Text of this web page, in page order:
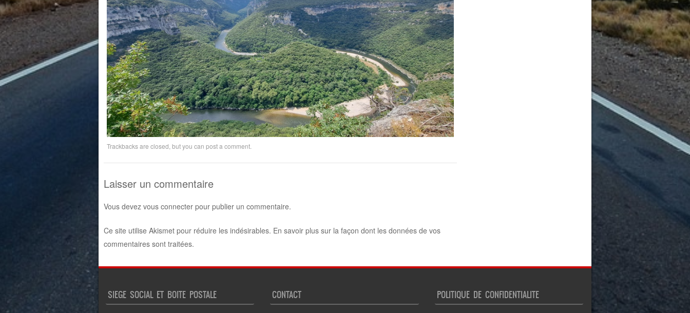
Trackbacks are closed, but you can post a comment.
Laisser un commentaire
Vous devez vous connecterpour publier un commentaire.
Ce site utilise Akismet pour réduire les indésirables. En savoir plus sur la façon dont les données de vos
commentaires sont traitées.
SIEGE SOCIAL ET BOITE POSTALE CONTACT POLITIQUE DE CONFIDENTIALITE